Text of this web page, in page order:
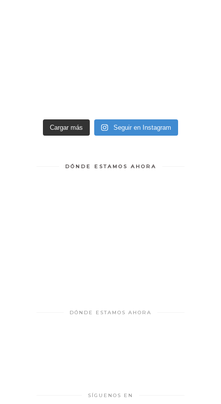
Cargar más Seguir en Instagram
DÓNDE ESTAMOS AHORA
DÓNDE ESTAMOS AHORA
SÍGUENOS EN